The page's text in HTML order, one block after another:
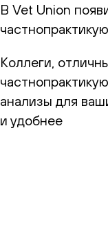
В Vet Union
Коллеги,
анализы для
и удобнее